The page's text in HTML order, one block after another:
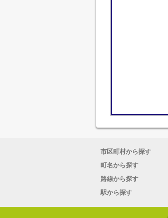
市区町村から探す
町名から探す
路線から探す
駅から探す